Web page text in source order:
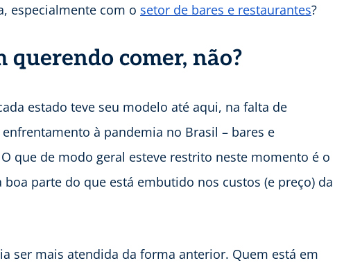
especialmente com o setor de bares e restaurantes?
querendo comer, não?
estado teve seu modelo até aqui, na falta de
à pandemia no Brasil – bares e
que de modo geral esteve restrito neste momento é o
parte do que está embutido nos custos (e preço) da
ser mais atendida da forma anterior. Quem está em